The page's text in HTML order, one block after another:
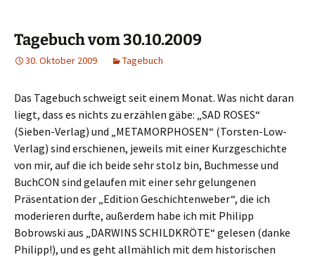
Tagebuch vom 30.10.2009
30. Oktober 2009 Tagebuch
Das Tagebuch schweigt seit einem Monat. Was nicht daran
liegt, dass es nichts zu erzählen gäbe: „SAD ROSES“
(Sieben-Verlag) und „METAMORPHOSEN“ (Torsten-Low-
Verlag) sind erschienen, jeweils mit einer Kurzgeschichte
von mir, auf die ich beide sehr stolz bin, Buchmesse und
BuchCON sind gelaufen mit einer sehr gelungenen
Präsentation der „Edition Geschichtenweber“, die ich
moderieren durfte, außerdem habe ich mit Philipp
Bobrowski aus „DARWINS SCHILDKRÖTE“ gelesen (danke
Philipp!), und es geht allmählich mit dem historischen